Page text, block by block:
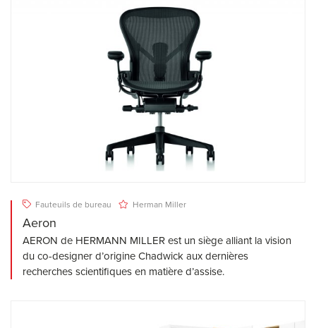
Fauteuils de bureau Herman Miller
Aeron
AERON de HERMANN MILLER est un siège alliant la vision
du co-designer d’origine Chadwick aux dernières
recherches scientifiques en matière d’assise.